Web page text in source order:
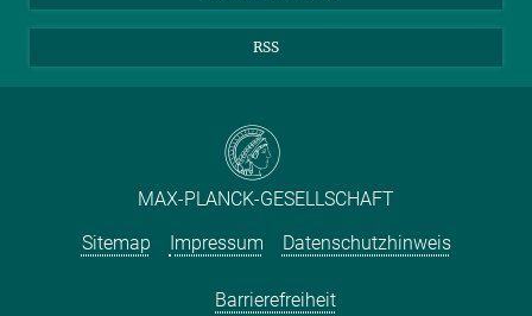
RSS
MAX-PLANCK-GESELLSCHAFT
Sitemap
Impressum Datenschutzhinweis
Barrierefreiheit